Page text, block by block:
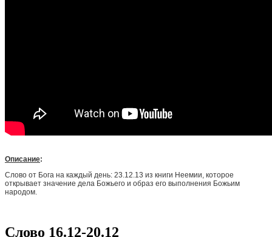
Описание:
Слово от Бога на каждый день: 23.12.13 из книги Неемии, которое
открывает значение дела Божьего и образ его выполнения Божьим
народом.
Слово 16.12-20.12